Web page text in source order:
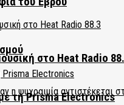
στο Heat Radio
τη Prisma Electronics